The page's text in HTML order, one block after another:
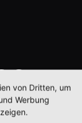
Hahn
von Dritten, um
Werbung